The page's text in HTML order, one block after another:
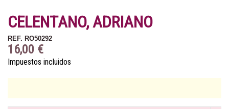
CELENTANO, ADRIANO
REF. RO50292
16,00 €
Impuestos incluidos